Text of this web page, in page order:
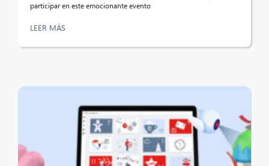
participar en este emocionante evento
LEER MÁS